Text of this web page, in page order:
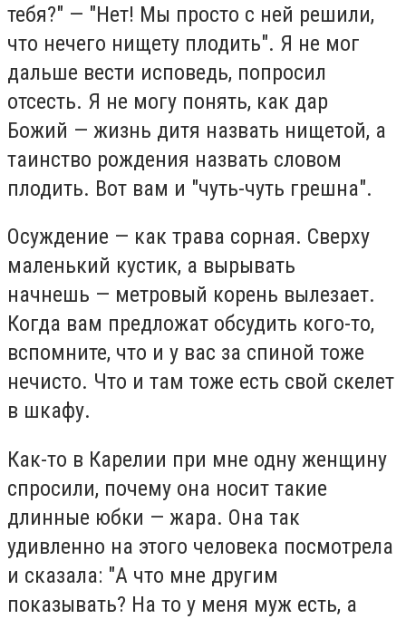
тебя?" — "Нет! Мы просто с ней решили,
что нечего нищету плодить". Я не мог
дальше вести исповедь, попросил
отсесть. Я не могу понять, как дар
Божий — жизнь дитя назвать нищетой, а
таинство рождения назвать словом
плодить. Вот вам и "чуть-чуть грешна".
Осуждение — как трава сорная. Сверху
маленький кустик, а вырывать
начнешь — метровый корень вылезает.
Когда вам предложат обсудить кого-то,
вспомните, что и у вас за спиной тоже
нечисто. Что и там тоже есть свой скелет
в шкафу.
Как-то в Карелии при мне одну женщину
спросили, почему она носит такие
длинные юбки — жара. Она так
удивленно на этого человека посмотрела
и сказала: "А что мне другим
показывать? На то у меня муж есть, а